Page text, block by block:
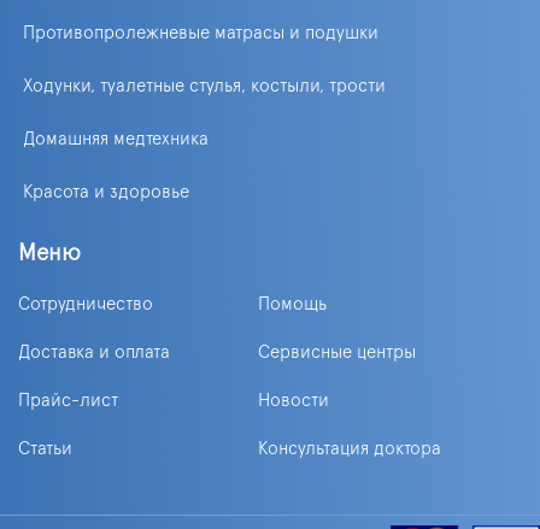
Противопролежневые матрасы и подушки
Ходунки, туалетные стулья, костыли, трости
Домашняя медтехника
Красота и здоровье
Меню
Сотрудничество Помощь
Доставка и оплата Сервисные центры
Прайс-лист Новости
Статьи Консультация доктора